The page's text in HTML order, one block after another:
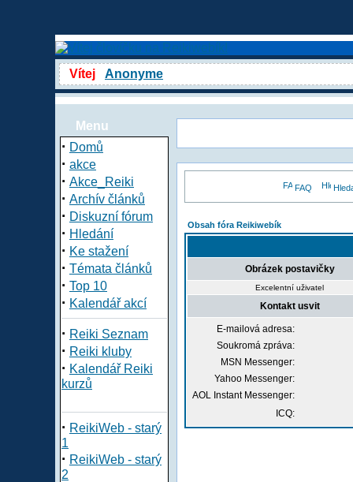
Vítej Anonyme
Menu
· Domů
· akce
· Akce_Reiki
· Archív článků
· Diskuzní fórum
· Hledání
· Ke stažení
· Témata článků
· Top 10
· Kalendář akcí
· Reiki Seznam
· Reiki kluby
· Kalendář Reiki
kurzů
· ReikiWeb - starý
1
· ReikiWeb - starý
2
FAQ
Obsah fóra Reikiwebík
Obrázek postavičky
Excelentní uživatel
Kontakt usvit
E-mailová adresa:
Soukromá zpráva:
MSN Messenger:
Yahoo Messenger:
AOL Instant Messenger:
ICQ: